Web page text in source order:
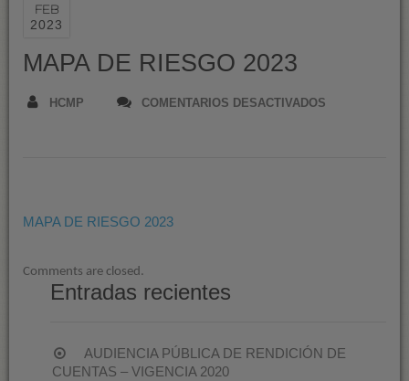
FEB
2023
MAPA DE RIESGO 2023
HCMP COMENTARIOS DESACTIVADOS
MAPA DE RIESGO 2023
Comments are closed.
Entradas recientes
AUDIENCIA PÚBLICA DE RENDICIÓN DE
CUENTAS – VIGENCIA 2020